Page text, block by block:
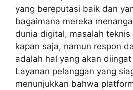
yang bereputasi baik dan
bagaimana mereka
dunia digital, masalah
kapan saja, namun respon
adalah hal yang akan
Layanan pelanggan yang
menunjukkan bahwa